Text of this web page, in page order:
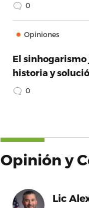
0
Opiniones
El
historia y
0
Opinión y
Lic